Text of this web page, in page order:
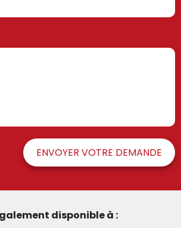
ENVOYER VOTRE DEMANDE
disponible à :